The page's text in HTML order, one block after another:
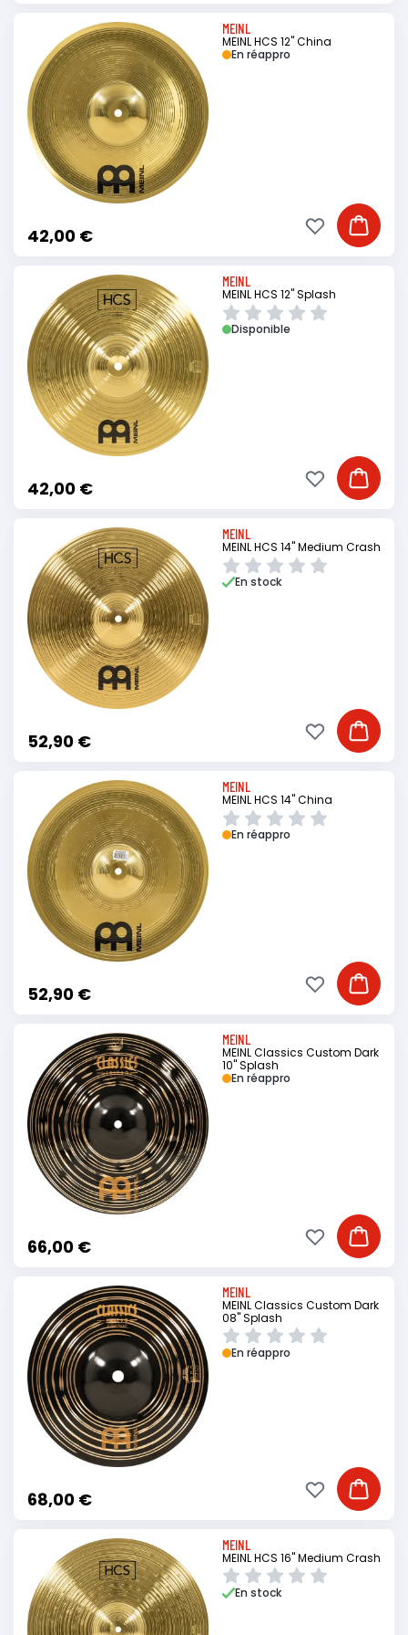
MEINL
MEINL HCS 12" China
42,00 €
En réappro
Ajouter
Ajouter à ma
MEINL
MEINL HCS 12" Splash
42,00 €
Disponible
Ajouter
Ajouter à ma
MEINL
MEINL HCS 14" Medium Crash
52,90 €
En stock
Ajouter
Ajouter à ma
MEINL
MEINL HCS 14" China
52,90 €
En réappro
Ajouter
Ajouter à ma
MEINL
MEINL Classics Custom Dark
10" Splash
66,00 €
En réappro
Ajouter
Ajouter à ma
MEINL
MEINL Classics Custom Dark
08" Splash
68,00 €
En réappro
Ajouter
Ajouter à ma
MEINL
MEINL HCS 16" Medium Crash
En stock